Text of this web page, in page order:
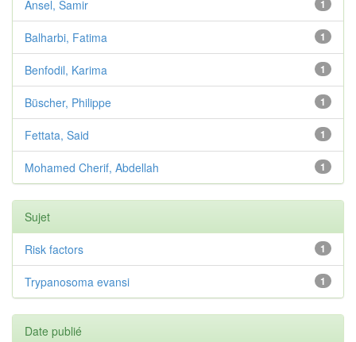
1
Ansel, Samir
1
Balharbi, Fatima
1
Benfodil, Karima
1
Büscher, Philippe
1
Fettata, Said
1
Mohamed Cherif, Abdellah
Sujet
1
Risk factors
1
Trypanosoma evansi
Date publié